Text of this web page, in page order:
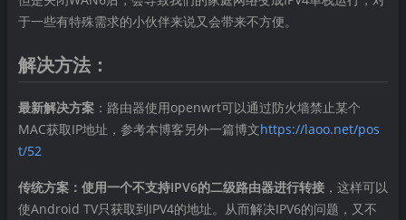
于一些有特殊需求的小伙伴来说又会带来不方便。
解决方法：
最新解决方案 ：路由器使用openwrt可以通过防火墙禁止某个
MAC获取IP地址，参考本博客另外一篇博文https://laoo.net/pos
t/52
传统方案：使用一个不支持IPV6的二级路由器进行转接 ，这样可以
使Android TV只获取到IPV4的地址。从而解决IPV6的问题，又不